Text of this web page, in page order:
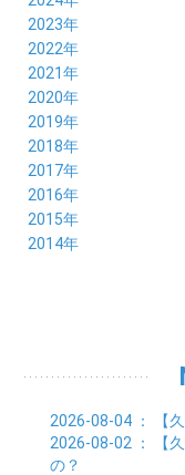
11月 (8)
10月 (8)
09月 (8)
08月 (9)
07月 (7)
06月 (9)
05月 (8)
04月 (8)
03月 (9)
02月 (8)
01月 (8)
12月 (8)
11月 (9)
10月 (8)
09月 (9)
08月 (7)
07月 (8)
06月 (8)
05月 (8)
04月 (8)
03月 (8)
02月 (9)
2023年
12月 (8)
11月 (8)
10月 (8)
09月 (8)
08月 (9)
07月 (9)
06月 (8)
05月 (9)
04月 (9)
03月 (8)
2022年
12月 (9)
11月 (5)
10月 (4)
09月 (5)
08月 (4)
07月 (4)
06月 (5)
05月 (5)
04月 (2)
2021年
12月 (6)
11月 (4)
10月 (3)
09月 (7)
08月 (5)
07月 (4)
06月 (6)
05月 (6)
2020年
12月 (3)
11月 (6)
10月 (7)
09月 (7)
08月 (5)
07月 (5)
06月 (7)
2019年
12月 (9)
11月 (5)
10月 (7)
09月 (11)
08月 (6)
07月 (5)
2018年
12月 (6)
11月 (7)
10月 (6)
09月 (8)
08月 (4)
01月 (7)
2017年
12月 (6)
11月 (4)
10月 (5)
02月 (3)
01月 (6)
2016年
12月 (7)
11月 (4)
03月 (6)
02月 (9)
01月 (11)
2015年
12月 (6)
06月 (2)
2014年
2026-08-04 ： 【
2026-08-02 ： 【
の？